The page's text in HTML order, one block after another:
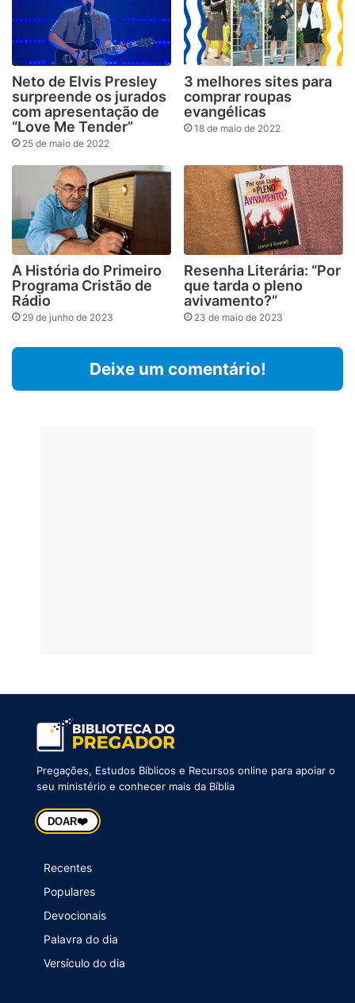
Neto de Elvis Presley
surpreende os jurados
com apresentação de
“Love Me Tender”
25 de maio de 2022
3 melhores sites para
comprar roupas
evangélicas
18 de maio de 2022
A História do Primeiro
Programa Cristão de
Rádio
29 de junho de 2023
Resenha Literária: “Por
que tarda o pleno
avivamento?”
23 de maio de 2023
Deixe um comentário!
Pregações, Estudos Bíblicos e Recursos online para apoiar o
seu ministério e conhecer mais da Bíblia
DOAR❤️
Recentes
Populares
Devocionais
Palavra do dia
Versículo do dia